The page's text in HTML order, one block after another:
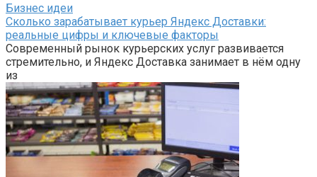
Бизнес идеи
Сколько зарабатывает курьер Яндекс Доставки:
реальные цифры и ключевые факторы
Современный рынок курьерских услуг развивается
стремительно, и Яндекс Доставка занимает в нём одну
из